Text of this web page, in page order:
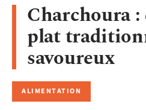
Charchoura :
plat
savoureux
ALIMENTATION